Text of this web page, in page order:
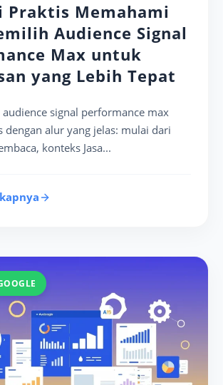
Praktis Memahami
Audience Signal
Max untuk
yang Lebih Tepat
signal performance max
dengan alur yang jelas: mulai dari
konteks Jasa...